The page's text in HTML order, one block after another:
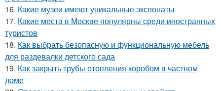
16. Какие музеи имеют уникальные экспонаты
17. Какие места в Москве популярны среди иностранных
туристов
18. Как выбрать безопасную и функциональную мебель
для раздевалки детского сада
19. Как закрыть трубы отопления коробом в частном
доме